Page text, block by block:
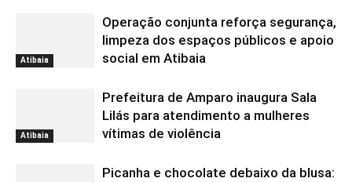
Atibaia
Operação conjunta reforça segurança,
limpeza dos espaços públicos e apoio
social em Atibaia
Atibaia
Prefeitura de Amparo inaugura Sala
Lilás para atendimento a mulheres
vítimas de violência
Picanha e chocolate debaixo da blusa: